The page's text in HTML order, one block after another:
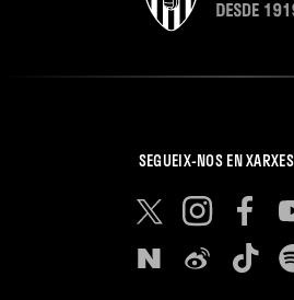
SEGUEIX-NOS EN